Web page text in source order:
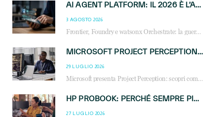
AI AGENT PLATFORM: IL 2026 È L’ANNO DEL «SISTEMA OPERATIVO» PER GLI AGENTI AZIENDALI
3 AGOSTO 2026
Frontier, Foundry e watsonx Orchestrate: la guerra delle piattaforme AI agent ridisegna il mercato IT. Cosa cambia per reseller, MSP e system integrator.
MICROSOFT PROJECT PERCEPTION: COME GLI AGENTI AI CAMBIERANNO SOC, CYBERSECURITY E SERVIZI MSP
29 LUGLIO 2026
Microsoft presenta Project Perception: scopri come gli agenti AI possono trasformare cybersecurity, SOC e servizi gestiti degli MSP.
HP PROBOOK: PERCHÉ SEMPRE PIÙ AZIENDE SCELGONO NOTEBOOK PROGETTATI PER IL LAVORO MODERNO
27 LUGLIO 2026